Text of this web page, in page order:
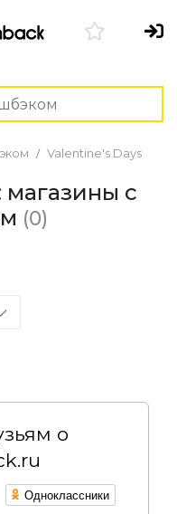
Valentine's Days
магазины с
(0)
о
Одноклассники